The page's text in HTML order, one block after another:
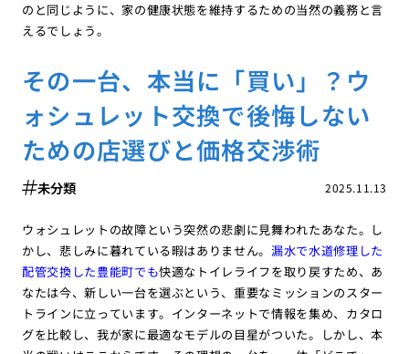
のと同じように、家の健康状態を維持するための当然の義務と言
えるでしょう。
その一台、本当に「買い」？ウ
ォシュレット交換で後悔しない
ための店選びと価格交渉術
2025.11.13
未分類
ウォシュレットの故障という突然の悲劇に見舞われたあなた。し
かし、悲しみに暮れている暇はありません。漏水で水道修理した
配管交換した豊能町でも快適なトイレライフを取り戻すため、あ
なたは今、新しい一台を選ぶという、重要なミッションのスター
トラインに立っています。インターネットで情報を集め、カタロ
グを比較し、我が家に最適なモデルの目星がついた。しかし、本